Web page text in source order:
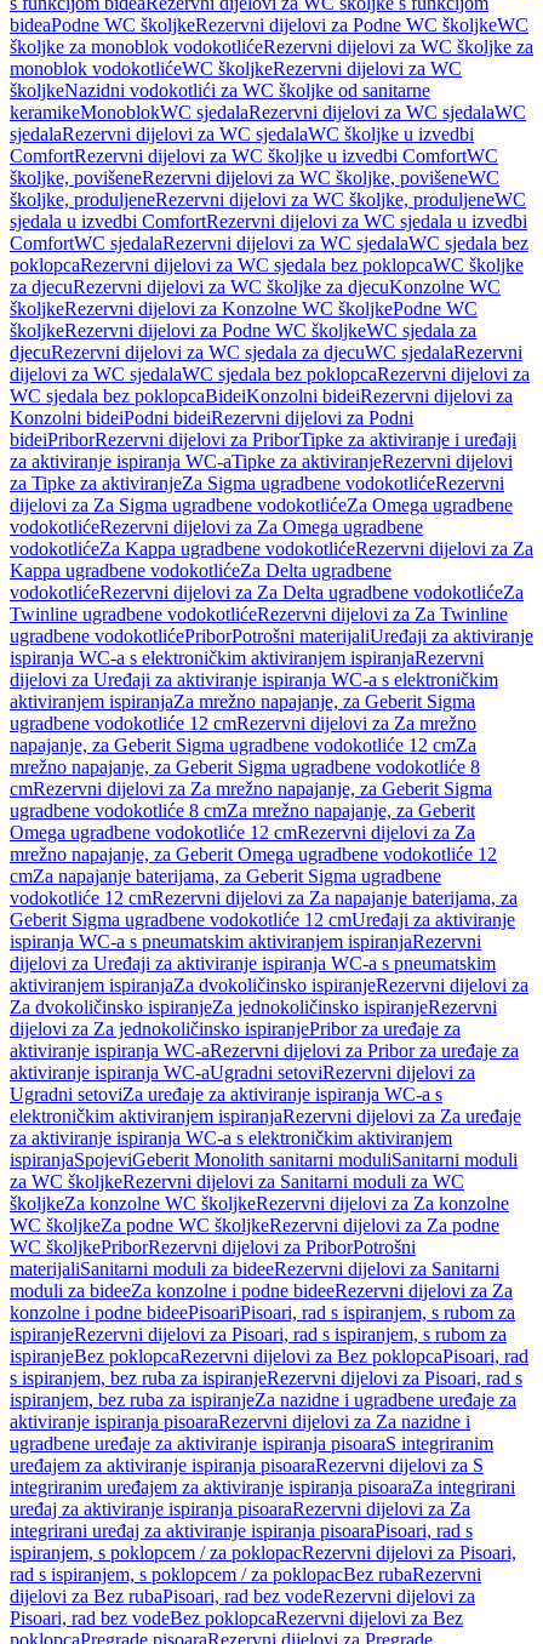
bideaPodne WC školjkeRezervni dijelovi za Podne WC školjkeWC
školjke za monoblok vodokotlićeRezervni dijelovi za WC školjke za
monoblok vodokotlićeWC školjkeRezervni dijelovi za WC
školjkeNazidni vodokotlići za WC školjke od sanitarne
keramikeMonoblokWC sjedalaRezervni dijelovi za WC sjedalaWC
sjedalaRezervni dijelovi za WC sjedalaWC školjke u izvedbi
ComfortRezervni dijelovi za WC školjke u izvedbi ComfortWC
školjke, povišeneRezervni dijelovi za WC školjke, povišeneWC
školjke, produljeneRezervni dijelovi za WC školjke, produljeneWC
sjedala u izvedbi ComfortRezervni dijelovi za WC sjedala u izvedbi
ComfortWC sjedalaRezervni dijelovi za WC sjedalaWC sjedala bez
poklopcaRezervni dijelovi za WC sjedala bez poklopcaWC školjke
za djecuRezervni dijelovi za WC školjke za djecuKonzolne WC
školjkeRezervni dijelovi za Konzolne WC školjkePodne WC
školjkeRezervni dijelovi za Podne WC školjkeWC sjedala za
djecuRezervni dijelovi za WC sjedala za djecuWC sjedalaRezervni
dijelovi za WC sjedalaWC sjedala bez poklopcaRezervni dijelovi za
WC sjedala bez poklopcaBideiKonzolni bideiRezervni dijelovi za
Konzolni bideiPodni bideiRezervni dijelovi za Podni
bideiPriborRezervni dijelovi za PriborTipke za aktiviranje i uređaji
za aktiviranje ispiranja WC-aTipke za aktiviranjeRezervni dijelovi
za Tipke za aktiviranjeZa Sigma ugradbene vodokotlićeRezervni
dijelovi za Za Sigma ugradbene vodokotlićeZa Omega ugradbene
vodokotlićeRezervni dijelovi za Za Omega ugradbene
vodokotlićeZa Kappa ugradbene vodokotlićeRezervni dijelovi za Za
Kappa ugradbene vodokotlićeZa Delta ugradbene
vodokotlićeRezervni dijelovi za Za Delta ugradbene vodokotlićeZa
Twinline ugradbene vodokotlićeRezervni dijelovi za Za Twinline
ugradbene vodokotlićePriborPotrošni materijaliUređaji za aktiviranje
ispiranja WC-a s elektroničkim aktiviranjem ispiranjaRezervni
dijelovi za Uređaji za aktiviranje ispiranja WC-a s elektroničkim
aktiviranjem ispiranjaZa mrežno napajanje, za Geberit Sigma
ugradbene vodokotliće 12 cmRezervni dijelovi za Za mrežno
napajanje, za Geberit Sigma ugradbene vodokotliće 12 cmZa
mrežno napajanje, za Geberit Sigma ugradbene vodokotliće 8
cmRezervni dijelovi za Za mrežno napajanje, za Geberit Sigma
ugradbene vodokotliće 8 cmZa mrežno napajanje, za Geberit
Omega ugradbene vodokotliće 12 cmRezervni dijelovi za Za
mrežno napajanje, za Geberit Omega ugradbene vodokotliće 12
cmZa napajanje baterijama, za Geberit Sigma ugradbene
vodokotliće 12 cmRezervni dijelovi za Za napajanje baterijama, za
Geberit Sigma ugradbene vodokotliće 12 cmUređaji za aktiviranje
ispiranja WC-a s pneumatskim aktiviranjem ispiranjaRezervni
dijelovi za Uređaji za aktiviranje ispiranja WC-a s pneumatskim
aktiviranjem ispiranjaZa dvokoličinsko ispiranjeRezervni dijelovi za
Za dvokoličinsko ispiranjeZa jednokoličinsko ispiranjeRezervni
dijelovi za Za jednokoličinsko ispiranjePribor za uređaje za
aktiviranje ispiranja WC-aRezervni dijelovi za Pribor za uređaje za
aktiviranje ispiranja WC-aUgradni setoviRezervni dijelovi za
Ugradni setoviZa uređaje za aktiviranje ispiranja WC-a s
elektroničkim aktiviranjem ispiranjaRezervni dijelovi za Za uređaje
za aktiviranje ispiranja WC-a s elektroničkim aktiviranjem
ispiranjaSpojeviGeberit Monolith sanitarni moduliSanitarni moduli
za WC školjkeRezervni dijelovi za Sanitarni moduli za WC
školjkeZa konzolne WC školjkeRezervni dijelovi za Za konzolne
WC školjkeZa podne WC školjkeRezervni dijelovi za Za podne
WC školjkePriborRezervni dijelovi za PriborPotrošni
materijaliSanitarni moduli za bideeRezervni dijelovi za Sanitarni
moduli za bideeZa konzolne i podne bideeRezervni dijelovi za Za
konzolne i podne bideePisoariPisoari, rad s ispiranjem, s rubom za
ispiranjeRezervni dijelovi za Pisoari, rad s ispiranjem, s rubom za
ispiranjeBez poklopcaRezervni dijelovi za Bez poklopcaPisoari, rad
s ispiranjem, bez ruba za ispiranjeRezervni dijelovi za Pisoari, rad s
ispiranjem, bez ruba za ispiranjeZa nazidne i ugradbene uređaje za
aktiviranje ispiranja pisoaraRezervni dijelovi za Za nazidne i
ugradbene uređaje za aktiviranje ispiranja pisoaraS integriranim
uređajem za aktiviranje ispiranja pisoaraRezervni dijelovi za S
integriranim uređajem za aktiviranje ispiranja pisoaraZa integrirani
uređaj za aktiviranje ispiranja pisoaraRezervni dijelovi za Za
integrirani uređaj za aktiviranje ispiranja pisoaraPisoari, rad s
ispiranjem, s poklopcem / za poklopacRezervni dijelovi za Pisoari,
rad s ispiranjem, s poklopcem / za poklopacBez rubaRezervni
dijelovi za Bez rubaPisoari, rad bez vodeRezervni dijelovi za
Pisoari, rad bez vodeBez poklopcaRezervni dijelovi za Bez
poklopcaPregrade pisoaraRezervni dijelovi za Pregrade